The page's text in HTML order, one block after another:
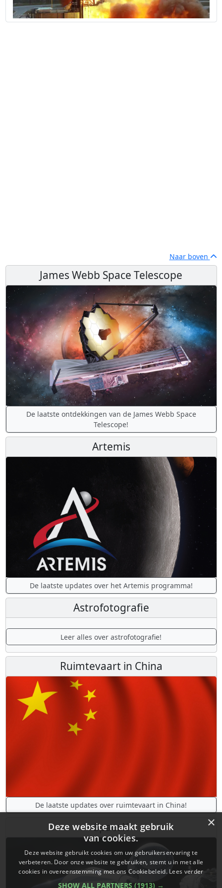
Naar boven
James Webb Space Telescope
De laatste ontdekkingen van de James Webb Space
Telescope!
Artemis
De laatste updates over het Artemis programma!
Astrofotografie
×
Deze website maakt gebruik
van cookies.
Deze website gebruikt cookies om uw gebruikerservaring te
verbeteren. Door onze website te gebruiken, stemt u in met alle
cookies in overeenstemming met ons Cookiebeleid. Lees verder
SHOW ALL PARTNERS (1913) →